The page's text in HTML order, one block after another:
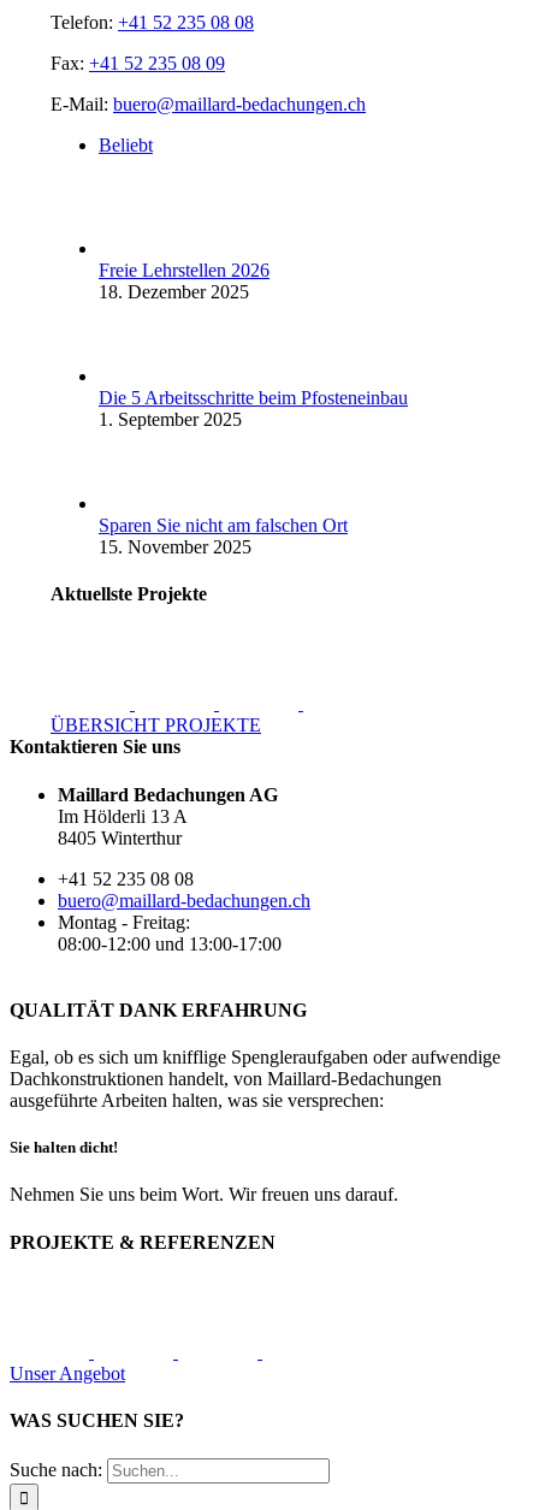
Telefon: +41 52 235 08 08
Fax: +41 52 235 08 09
E-Mail: buero@maillard-bedachungen.ch
Beliebt
Freie Lehrstellen 2026
18. Dezember 2025
Die 5 Arbeitsschritte beim Pfosteneinbau
1. September 2025
Sparen Sie nicht am falschen Ort
15. November 2025
Aktuellste Projekte
ÜBERSICHT PROJEKTE
Kontaktieren Sie uns
Maillard Bedachungen AG
Im Hölderli 13 A
8405 Winterthur
+41 52 235 08 08
buero@maillard-bedachungen.ch
Montag - Freitag:
08:00-12:00 und 13:00-17:00
QUALITÄT DANK ERFAHRUNG
Egal, ob es sich um knifflige Spengleraufgaben oder aufwendige
Dachkonstruktionen handelt, von Maillard-Bedachungen
ausgeführte Arbeiten halten, was sie versprechen:
Sie halten dicht!
Nehmen Sie uns beim Wort. Wir freuen uns darauf.
PROJEKTE & REFERENZEN
Unser Angebot
WAS SUCHEN SIE?
Suche nach: